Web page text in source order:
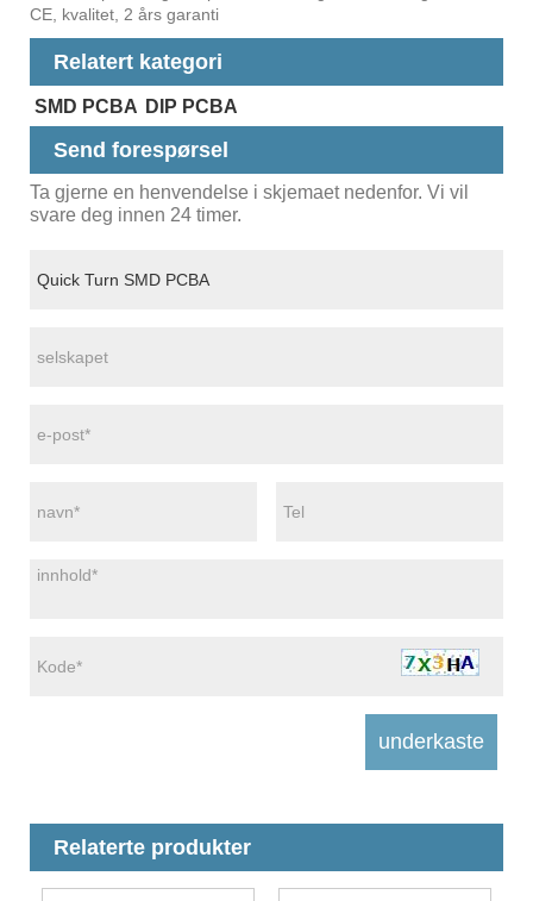
CE, kvalitet, 2 års garanti
Relatert kategori
SMD PCBA DIP PCBA
Send forespørsel
Ta gjerne en henvendelse i skjemaet nedenfor. Vi vil
svare deg innen 24 timer.
Relaterte produkter